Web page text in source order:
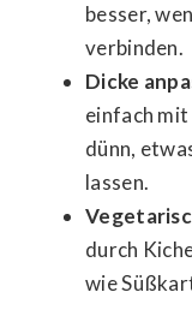
besser,
verbinden.
Dicke
einfach mit
dünn,
lassen.
durch
wie